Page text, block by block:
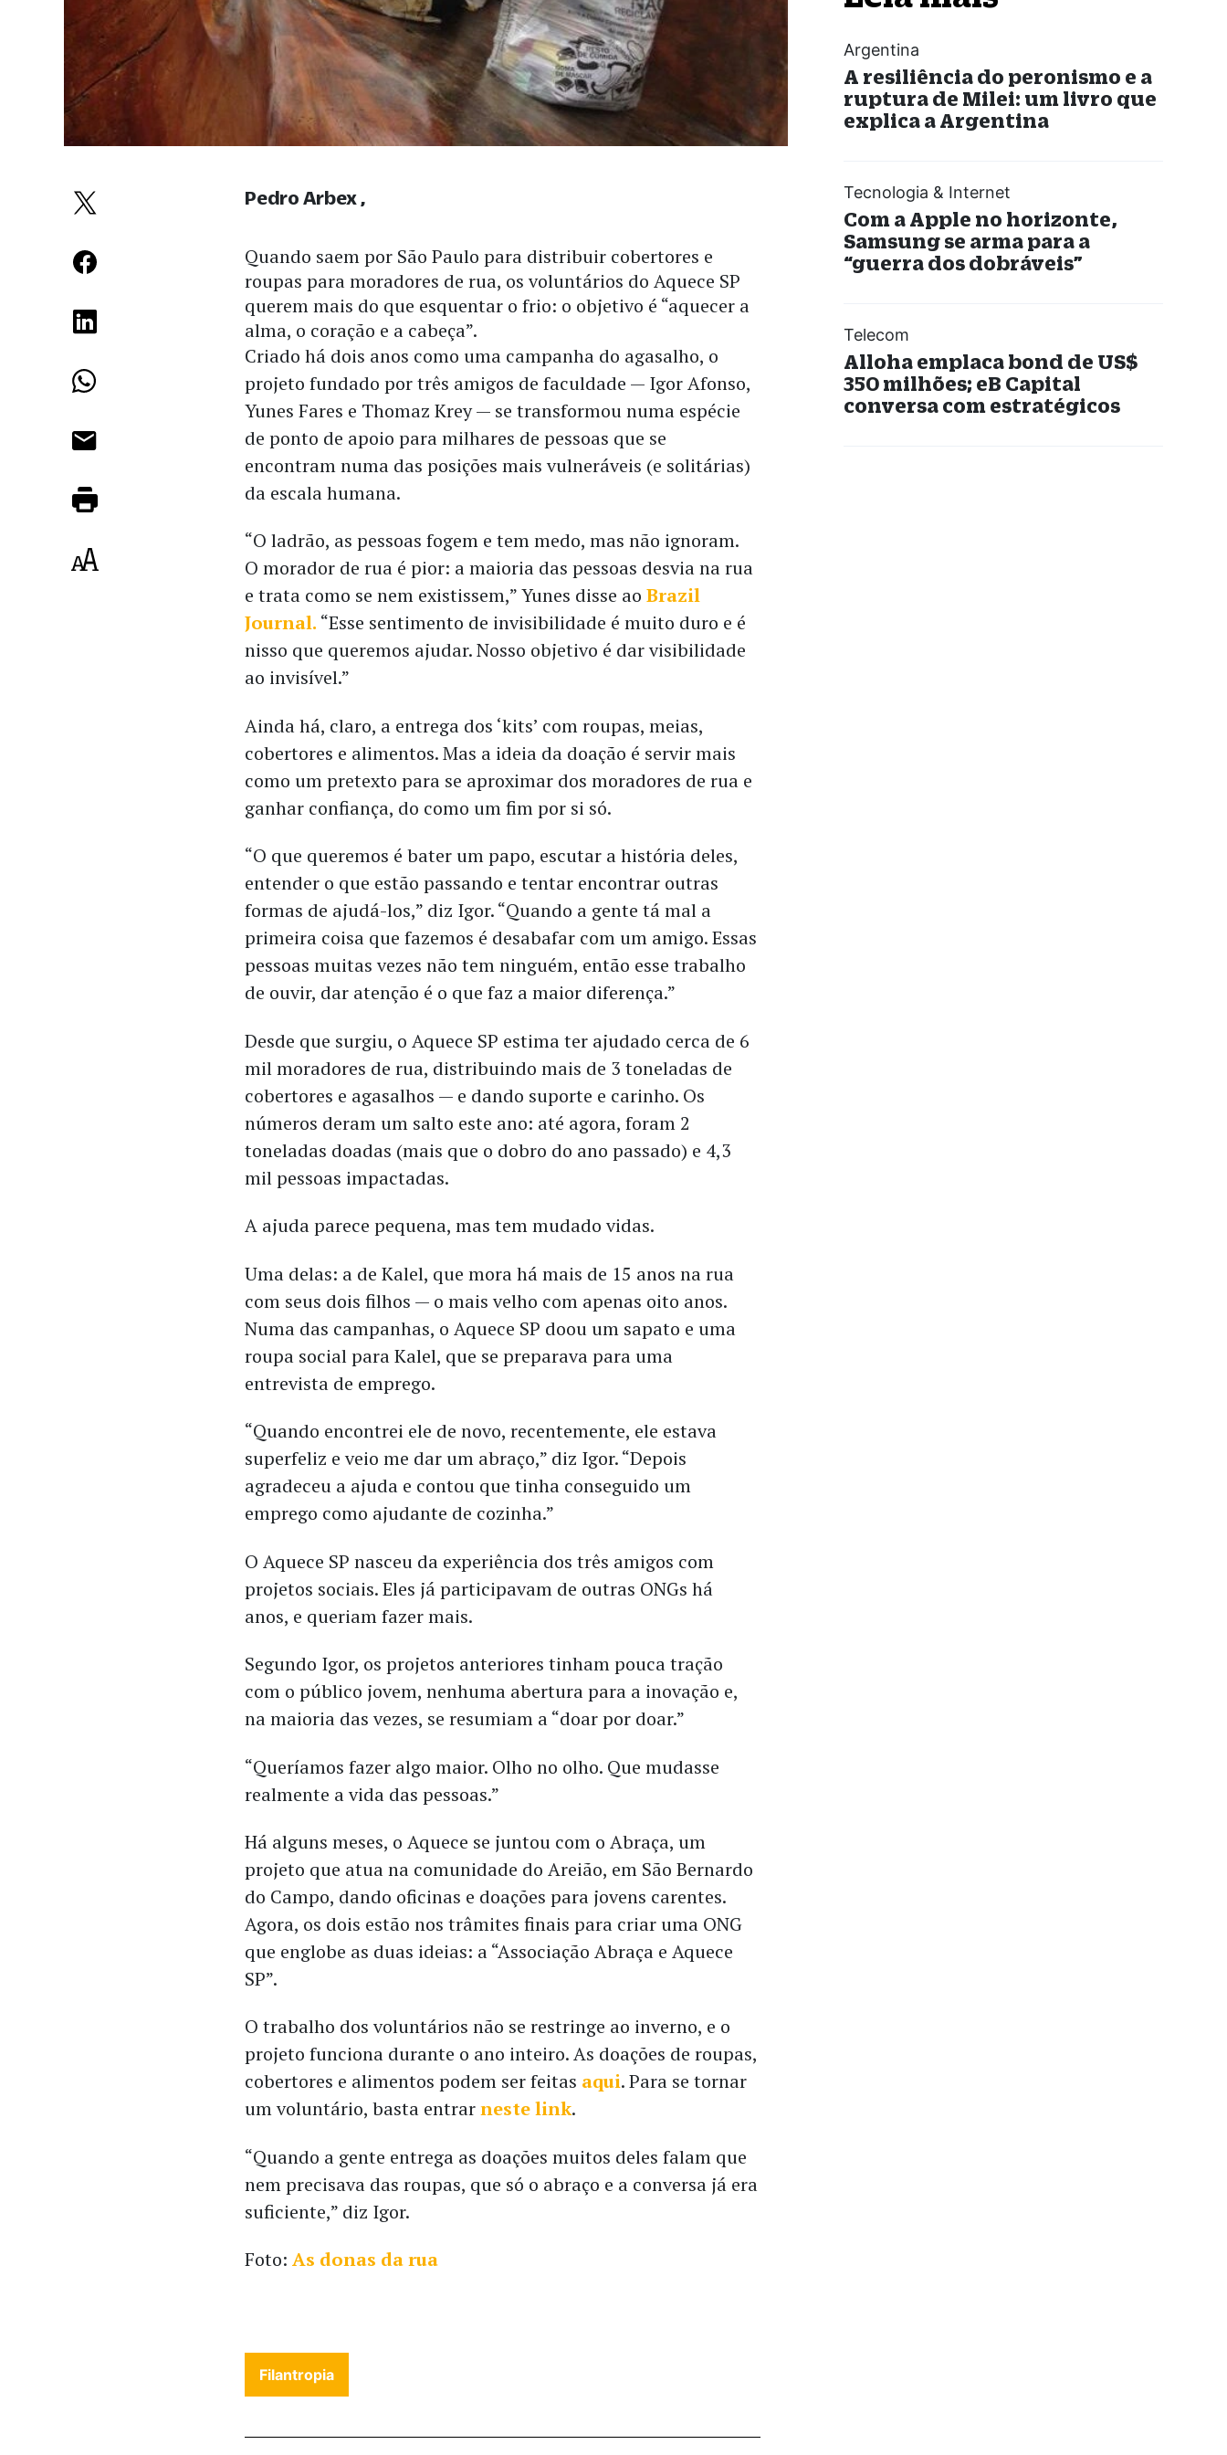
Quando saem por São Paulo para distribuir cobertores e
roupas para moradores de rua, os voluntários do Aquece SP
querem mais do que esquentar o frio: o objetivo é “aquecer a
alma, o coração e a cabeça”.
Criado há dois anos como uma campanha do agasalho, o
projeto fundado por três amigos de faculdade — Igor Afonso,
Yunes Fares e Thomaz Krey — se transformou numa espécie
de ponto de apoio para milhares de pessoas que se
encontram numa das posições mais vulneráveis (e solitárias)
da escala humana.
“O ladrão, as pessoas fogem e tem medo, mas não ignoram.
O morador de rua é pior: a maioria das pessoas desvia na rua
e trata como se nem existissem,” Yunes disse aoBrazil
Journal. “Esse sentimento de invisibilidade é muito duro e é
nisso que queremos ajudar. Nosso objetivo é dar visibilidade
ao invisível.”
Ainda há, claro, a entrega dos ‘kits’ com roupas, meias,
cobertores e alimentos. Mas a ideia da doação é servir mais
como um pretexto para se aproximar dos moradores de rua e
ganhar confiança, do como um fim por si só.
“O que queremos é bater um papo, escutar a história deles,
entender o que estão passando e tentar encontrar outras
formas de ajudá-los,” diz Igor. “Quando a gente tá mal a
primeira coisa que fazemos é desabafar com um amigo. Essas
pessoas muitas vezes não tem ninguém, então esse trabalho
de ouvir, dar atenção é o que faz a maior diferença.”
Desde que surgiu, o Aquece SP estima ter ajudado cerca de 6
mil moradores de rua, distribuindo mais de 3 toneladas de
cobertores e agasalhos — e dando suporte e carinho. Os
números deram um salto este ano: até agora, foram 2
toneladas doadas (mais que o dobro do ano passado) e 4,3
mil pessoas impactadas.
A ajuda parece pequena, mas tem mudado vidas.
Uma delas: a de Kalel, que mora há mais de 15 anos na rua
com seus dois filhos — o mais velho com apenas oito anos.
Numa das campanhas, o Aquece SP doou um sapato e uma
roupa social para Kalel, que se preparava para uma
entrevista de emprego.
“Quando encontrei ele de novo, recentemente, ele estava
superfeliz e veio me dar um abraço,” diz Igor. “Depois
agradeceu a ajuda e contou que tinha conseguido um
emprego como ajudante de cozinha.”
O Aquece SP nasceu da experiência dos três amigos com
projetos sociais. Eles já participavam de outras ONGs há
anos, e queriam fazer mais.
Segundo Igor, os projetos anteriores tinham pouca tração
com o público jovem, nenhuma abertura para a inovação e,
na maioria das vezes, se resumiam a “doar por doar.”
“Queríamos fazer algo maior. Olho no olho. Que mudasse
realmente a vida das pessoas.”
Há alguns meses, o Aquece se juntou com o Abraça, um
projeto que atua na comunidade do Areião, em São Bernardo
do Campo, dando oficinas e doações para jovens carentes.
Agora, os dois estão nos trâmites finais para criar uma ONG
que englobe as duas ideias: a “Associação Abraça e Aquece
SP”.
O trabalho dos voluntários não se restringe ao inverno, e o
projeto funciona durante o ano inteiro. As doações de roupas,
cobertores e alimentos podem ser feitas aqui. Para se tornar
um voluntário, basta entrarneste link.
“Quando a gente entrega as doações muitos deles falam que
nem precisava das roupas, que só o abraço e a conversa já era
suficiente,” diz Igor.
Foto:As donas da rua
Pedro Arbex
Filantropia
Argentina
A resiliência do peronismo e a
ruptura de Milei: um livro que
explica a Argentina
Tecnologia & Internet
Com a Apple no horizonte,
Samsung se arma para a
“guerra dos dobráveis”
Telecom
Alloha emplaca bond de US$
350 milhões; eB Capital
conversa com estratégicos